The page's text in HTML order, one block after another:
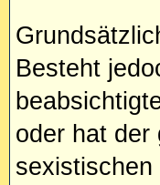
Besteht
oder hat der